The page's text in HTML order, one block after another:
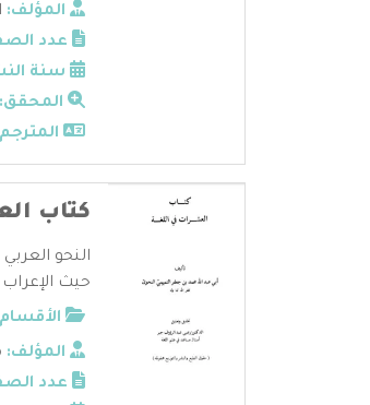
المؤلف:
عدد
سنة
المحقق:
كتاب
النحو
حيث الإعراب
المؤلف:
عدد